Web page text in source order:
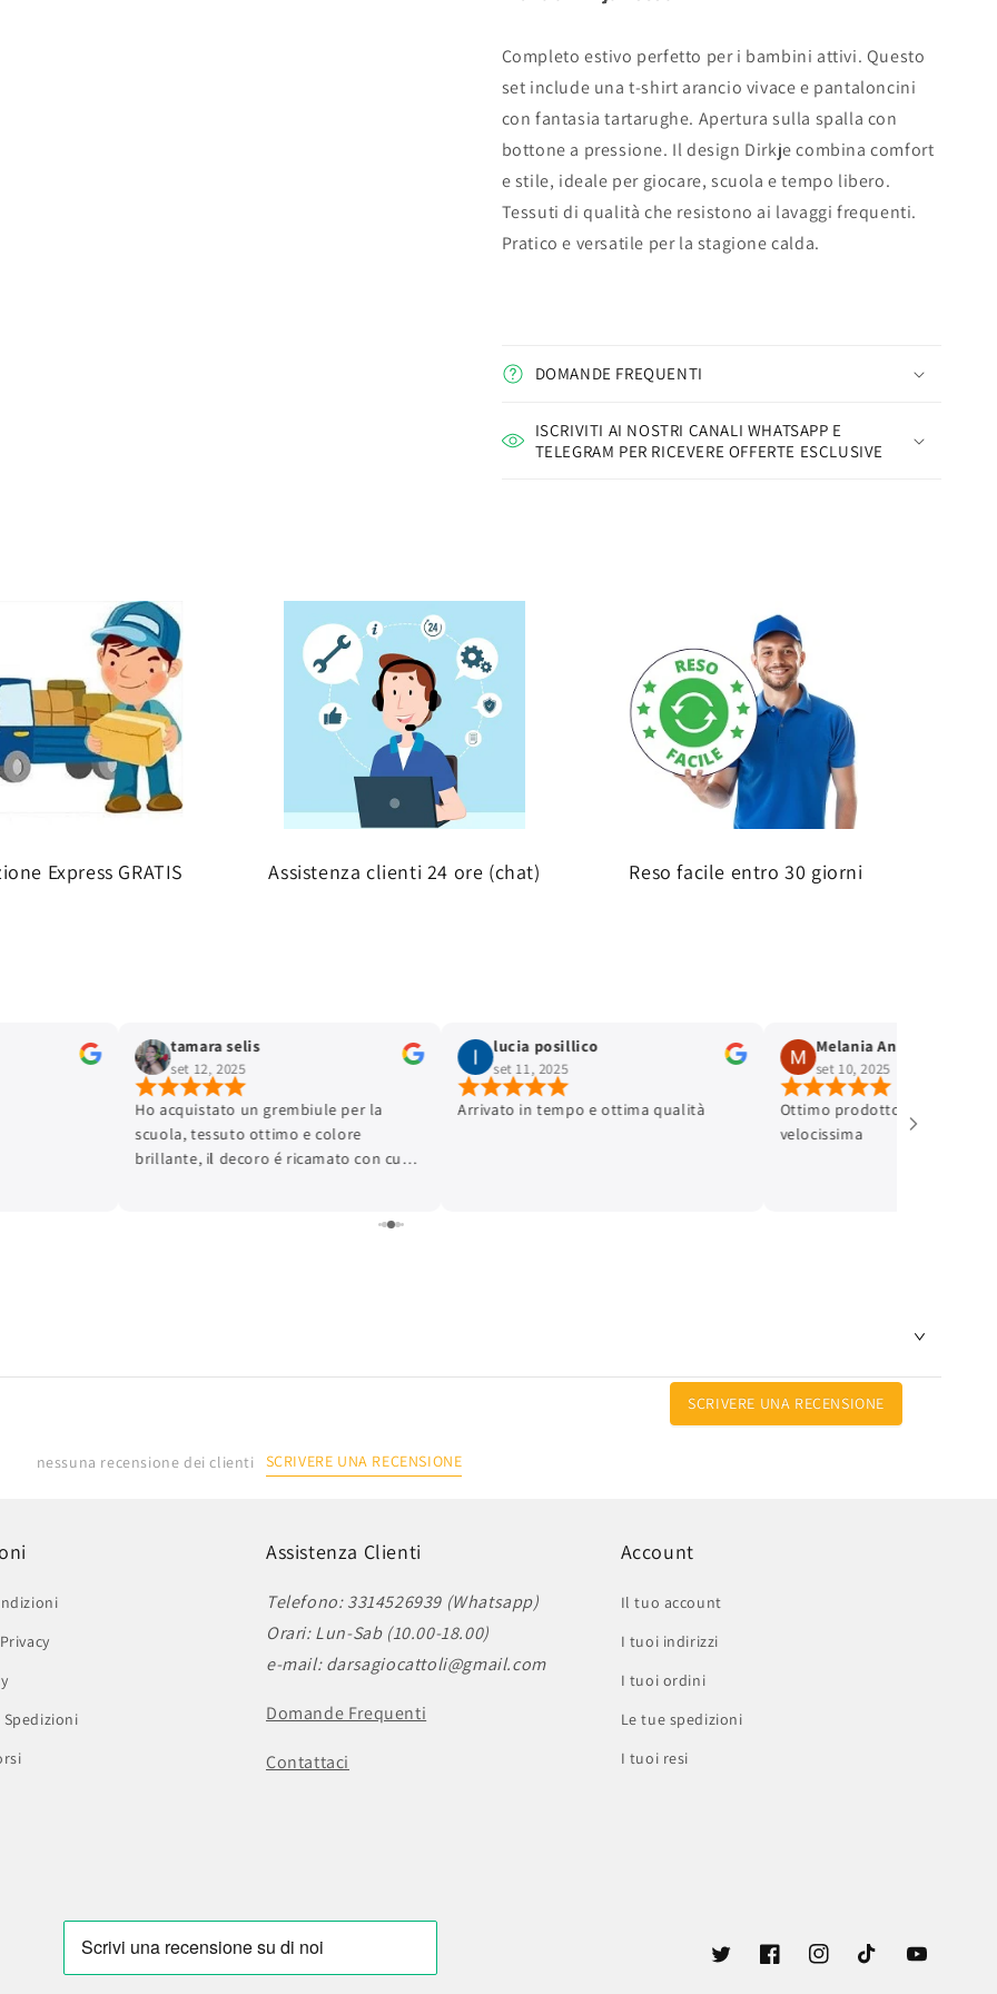
Completo estivo perfetto per i bambini attivi. Questo
set include una t-shirt arancio vivace e pantaloncini
con fantasia tartarughe. Apertura sulla spalla con
bottone a pressione. Il design Dirkje combina comfort
e stile, ideale per giocare, scuola e tempo libero.
Tessuti di qualità che resistono ai lavaggi frequenti.
Pratico e versatile per la stagione calda.
DOMANDE FREQUENTI
ISCRIVITI AI NOSTRI CANALI WHATSAPP E
TELEGRAM PER RICEVERE OFFERTE ESCLUSIVE
Express GRATIS Assistenza clienti 24 ore (chat) Reso facile entro 30 giorni
tamara selis
set 12, 2025
Ho acquistato un grembiule per la
scuola, tessuto ottimo e colore
brillante, il decoro é ricamato con cura
lucia posillico
set 11, 2025
Arrivato in tempo e ottima qualità
set 10, 2025
Ottimo prodotto e spedizione
velocissima
SCRIVERE UNA RECENSIONE
nessuna recensione dei clienti SCRIVERE UNA RECENSIONE
Spedizioni
Assistenza Clienti
Telefono: 3314526939 (Whatsapp)
Orari: Lun-Sab (10.00-18.00)
e-mail: darsagiocattoli@gmail.com
Domande Frequenti
Contattaci
Account
Il tuo account
I tuoi indirizzi
I tuoi ordini
Le tue spedizioni
I tuoi resi
TwitterFacebookInstagramTikTok YouTube